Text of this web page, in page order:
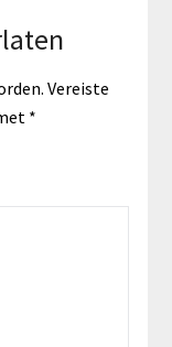
Vereiste
*